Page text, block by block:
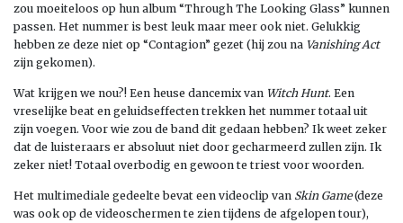
zou moeiteloos op hun album “Through The Looking Glass” kunnen
passen. Het nummer is best leuk maar meer ook niet. Gelukkig
hebben ze deze niet op “Contagion” gezet (hij zou na Vanishing Act
zijn gekomen).
Wat krijgen we nou?! Een heuse dancemix van Witch Hunt. Een
vreselijke beat en geluidseffecten trekken het nummer totaal uit
zijn voegen. Voor wie zou de band dit gedaan hebben? Ik weet zeker
dat de luisteraars er absoluut niet door gecharmeerd zullen zijn. Ik
zeker niet! Totaal overbodig en gewoon te triest voor woorden.
Het multimediale gedeelte bevat een videoclip van Skin Game(deze
was ook op de videoschermen te zien tijdens de afgelopen tour),